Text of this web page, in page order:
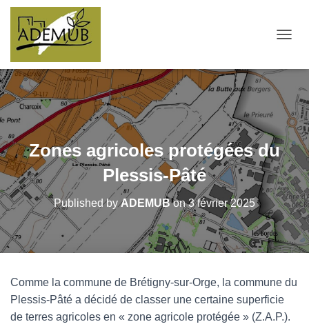
Zones agricoles protégées du
Plessis-Pâté
Published byADEMUBon3 février 2025
Comme la commune de Brétigny-sur-Orge, la commune du
Plessis-Pâté a décidé de classer une certaine superficie
de terres agricoles en « zone agricole protégée » (Z.A.P.).